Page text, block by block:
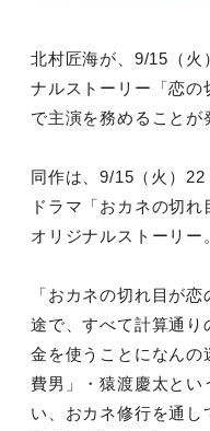
北村匠海が、9/15（火
ナルストーリー「恋の
で主演を務めることが
同作は、9/15（火）
ドラマ「おカネの切
オリジナルストーリー
「おカネの切れ目が
途で、すべて計算通り
金を使うことになんの
費男」・猿渡慶太と
い、おカネ修行を通し